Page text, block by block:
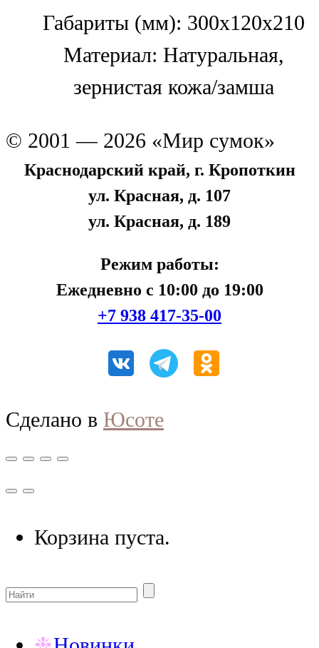
Габариты (мм): 300x120x210
Материал: Натуральная,
зернистая кожа/замша
© 2001 — 2026 «Мир сумок»
Краснодарский край, г. Кропоткин
ул. Красная, д. 107
ул. Красная, д. 189
Режим работы:
Ежедневно с 10:00 до 19:00
+7 938 417-35-00
Сделано в Юсоте
Корзина пуста.